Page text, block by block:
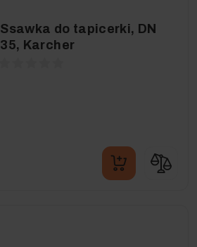
Ssawka do tapicerki, DN
35, Karcher